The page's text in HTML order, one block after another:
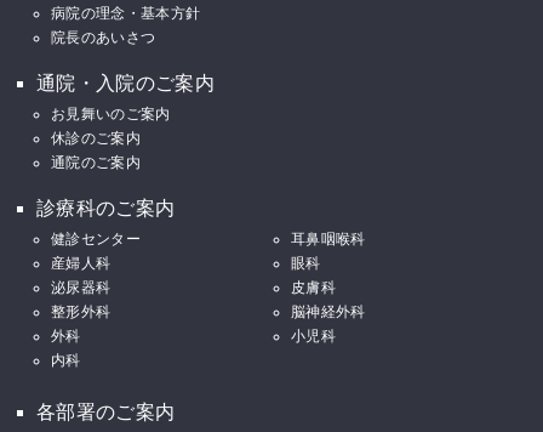
病院の理念・基本方針
院長のあいさつ
通院・入院のご案内
お見舞いのご案内
休診のご案内
通院のご案内
診療科のご案内
健診センター
耳鼻咽喉科
産婦人科
眼科
泌尿器科
皮膚科
整形外科
脳神経外科
外科
小児科
内科
各部署のご案内